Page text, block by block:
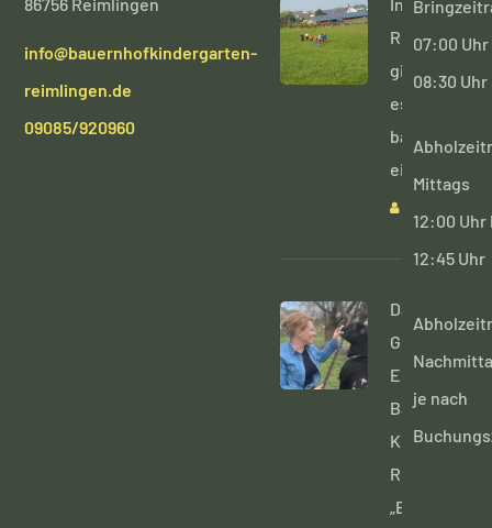
86756 Reimlingen
info@bauernhofkindergarten-
reimlingen.de
09085/920960
In
Reimlingen
gibt
es
bald
einen
Daniela
Golder-
Eisenbarth,
Bauernhof-
KiGa
Reimlingen,
„Bäuerin
07:00
08:30 Uhr
Mittags
12:00 Uhr
12:45 Uhr
je nach